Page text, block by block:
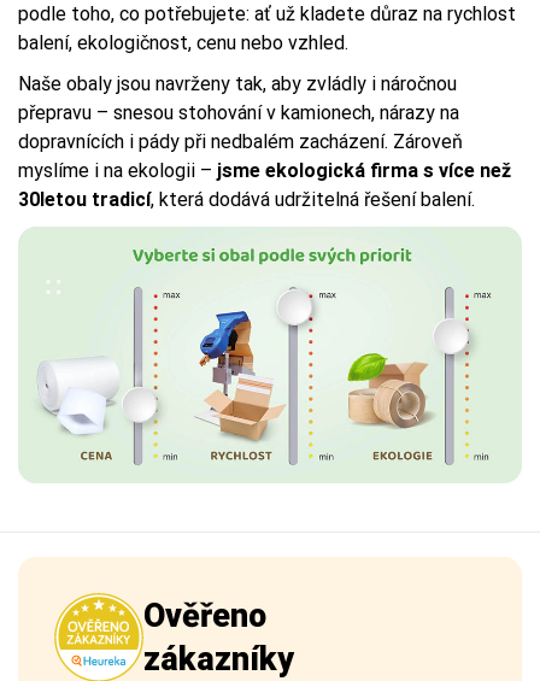
podle toho, co potřebujete: ať už kladete důraz na rychlost
balení, ekologičnost, cenu nebo vzhled.
Naše obaly jsou navrženy tak, aby zvládly i náročnou
přepravu – snesou stohování v kamionech, nárazy na
dopravnících i pády při nedbalém zacházení. Zároveň
myslíme i na ekologii – jsme ekologická firma s více než
30letou tradicí, která dodává udržitelná řešení balení.
Ověřeno
zákazníky